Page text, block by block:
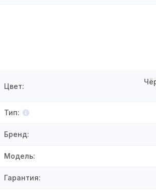
Цвет:
Тип:
Бренд:
Модель:
Гарантия: